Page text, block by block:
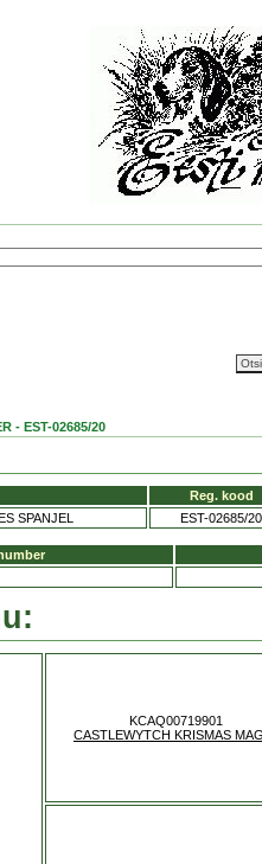
- EST-02685/20
Reg. kood
SPANJEL
EST-02685/20
KCAQ00719901
CASTLEWYTCH KRISMAS